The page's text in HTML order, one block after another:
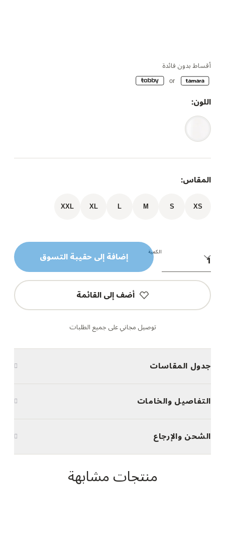
أقساط بدون فائدة
اللون:
المقاس:
XS
S
M
L
XL
XXL
الكمية إضافة إلى حقيبة التسوق
أضف إلى القائمة
توصيل مجاني على جميع الطلبات
جدول المقاسات
التفاصيل والخامات
الشحن والإرجاع
منتجات مشابهة